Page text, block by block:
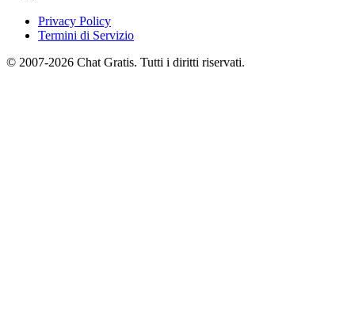
Privacy Policy
Termini di Servizio
© 2007-2026 Chat Gratis. Tutti i diritti riservati.